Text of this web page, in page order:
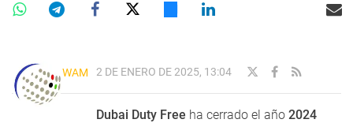
WAM 2 DE ENERO DE 2025, 13:04
Dubai Duty Free ha cerrado el año 2024